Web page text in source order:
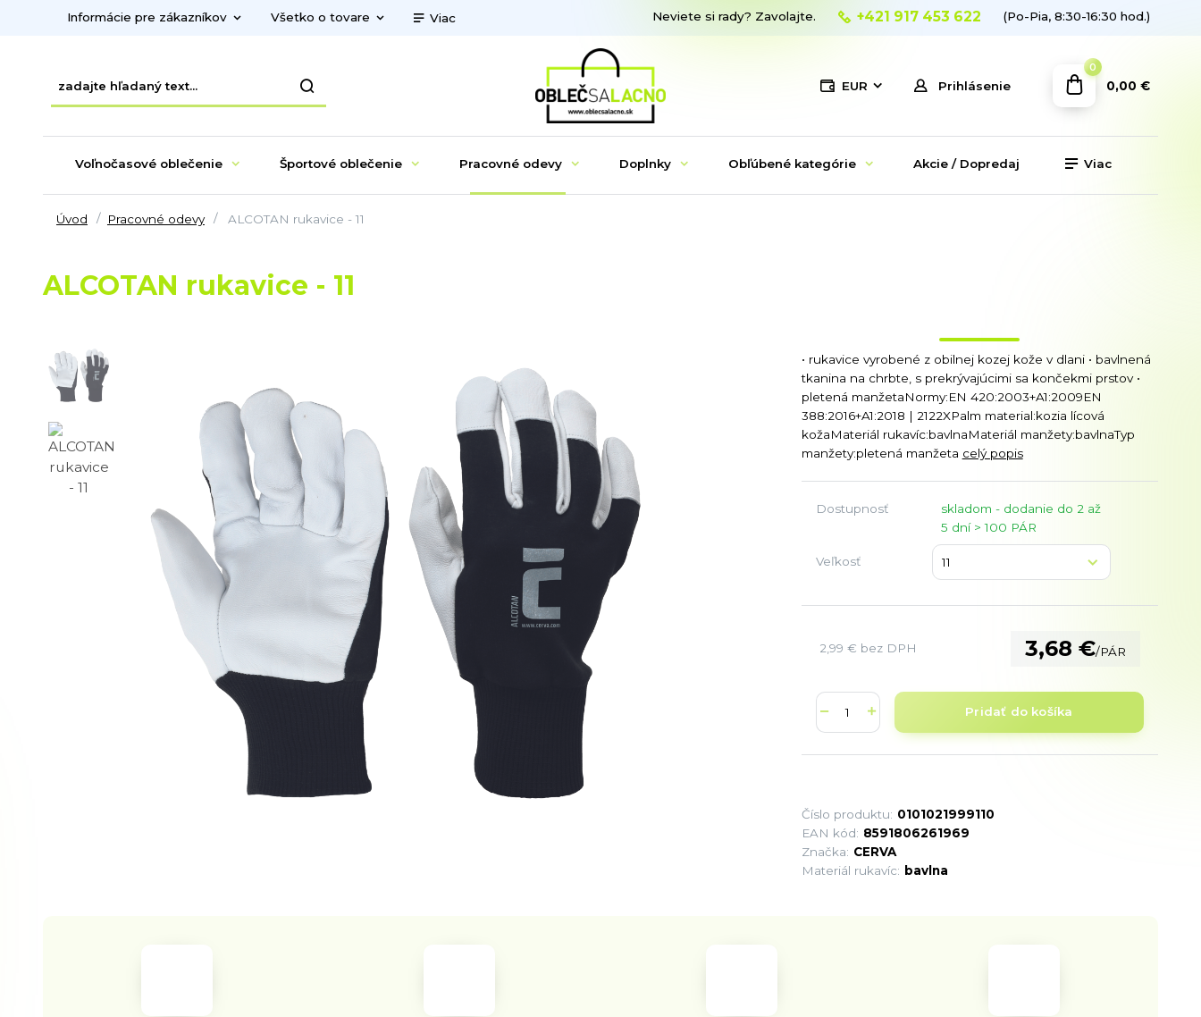
Informácie pre zákazníkov Všetko o tovare Viac
EUR Prihlásenie
Neviete si rady? Zavolajte. +421 917 453 622 (Po-Pia, 8:30-16:30 hod.)
0
0,00 €
Voľnočasové oblečenie Športové oblečenie Pracovné odevy Doplnky Obľúbené kategórie Akcie / Dopredaj Viac
Úvod Pracovné odevy ALCOTAN rukavice - 11
ALCOTAN rukavice - 11
• rukavice vyrobené z obilnej kozej kože v dlani • bavlnená
tkanina na chrbte, s prekrývajúcimi sa končekmi prstov •
pletená manžetaNormy:EN 420:2003+A1:2009EN
388:2016+A1:2018 | 2122XPalm material:kozia lícová
kožaMateriál rukavíc:bavlnaMateriál manžety:bavlnaTyp
manžety:pletená manžeta celý popis
Dostupnosť
skladom - dodanie do 2 až
5 dní > 100 PÁR
Veľkosť
3,68 €/PÁR
2,99 € bez DPH
Pridať do košíka
Číslo produktu: 0101021999110
EAN kód: 8591806261969
Značka: CERVA
Materiál rukavíc: bavlna